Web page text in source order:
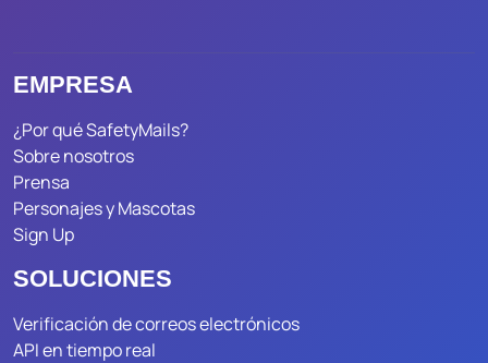
EMPRESA
¿Por qué SafetyMails?
Sobre nosotros
Prensa
Personajes y Mascotas
Sign Up
SOLUCIONES
Verificación de correos electrónicos
API en tiempo real